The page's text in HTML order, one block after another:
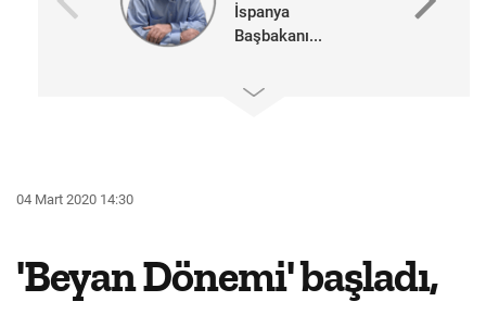
İspanya
Başbakanı...
04 Mart 2020 14:30
'Beyan Dönemi' başladı,